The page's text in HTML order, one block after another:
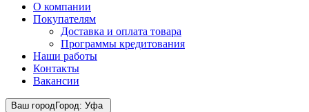
О компании
Покупателям
Доставка и оплата товара
Программы кредитования
Наши работы
Контакты
Вакансии
Ваш городГород: Уфа